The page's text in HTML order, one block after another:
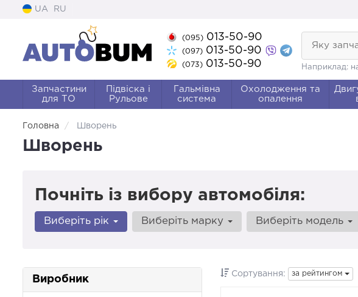
UA RU
(095)013-50-90
(097)013-50-90
(073)013-50-90
Яку
Наприклад:
Запчастини
для ТО
Підвіска і
Рульове
Гальмівна
система
Охолодження та
опалення
Головна Шворень
Шворень
Почніть із вибору автомобіля:
Виберіть рік Виберіть марку Виберіть модель
Виробник
Сортування: за рейтингом